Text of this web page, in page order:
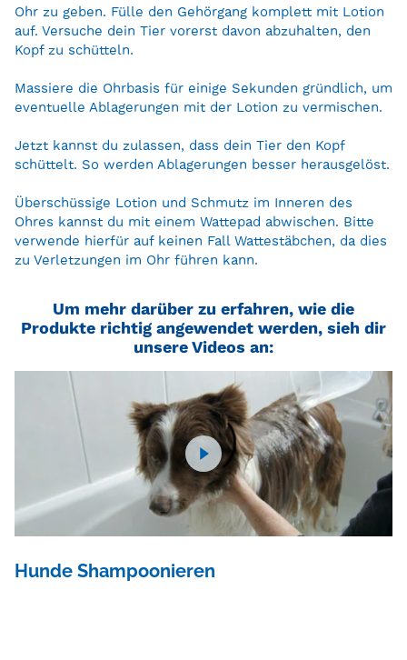
Ohr zu geben. Fülle den Gehörgang komplett mit Lotion
auf. Versuche dein Tier vorerst davon abzuhalten, den
Kopf zu schütteln.
Massiere die Ohrbasis für einige Sekunden gründlich, um
eventuelle Ablagerungen mit der Lotion zu vermischen.
Jetzt kannst du zulassen, dass dein Tier den Kopf
schüttelt. So werden Ablagerungen besser herausgelöst.
Überschüssige Lotion und Schmutz im Inneren des
Ohres kannst du mit einem Wattepad abwischen. Bitte
verwende hierfür auf keinen Fall Wattestäbchen, da dies
zu Verletzungen im Ohr führen kann.
Um mehr darüber zu erfahren, wie die
Produkte richtig angewendet werden, sieh dir
unsere Videos an:
Hunde Shampoonieren